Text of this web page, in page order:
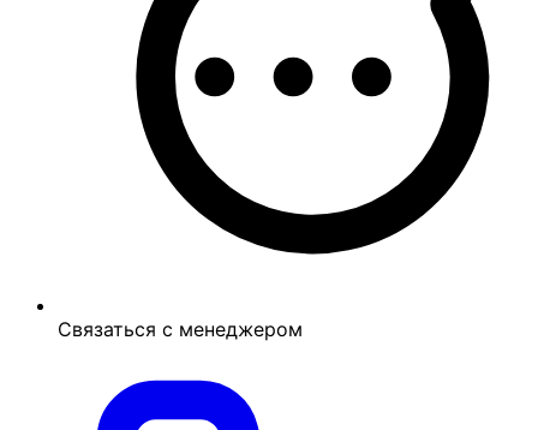
Связаться с менеджером